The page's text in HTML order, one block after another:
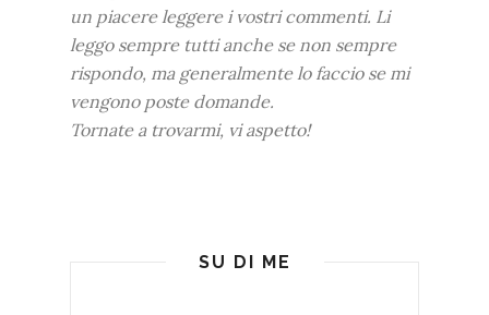
un piacere leggere i vostri commenti. Li
leggo sempre tutti anche se non sempre
rispondo, ma generalmente lo faccio se mi
vengono poste domande.
Tornate a trovarmi, vi aspetto!
SU DI ME